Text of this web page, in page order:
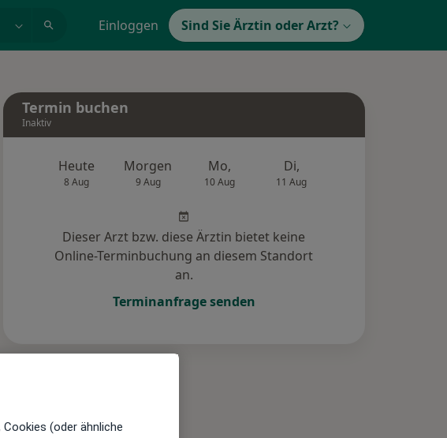
Einloggen Sind Sie Ärztin oder Arzt?
Termin buchen
Inaktiv
Heute
8 Aug
Morgen
9 Aug
Mo,
10 Aug
Di,
11 Aug
Dieser Arzt bzw. diese Ärztin bietet keine
Online-Terminbuchung an diesem Standort
an.
Terminanfrage senden
(oder ähnliche